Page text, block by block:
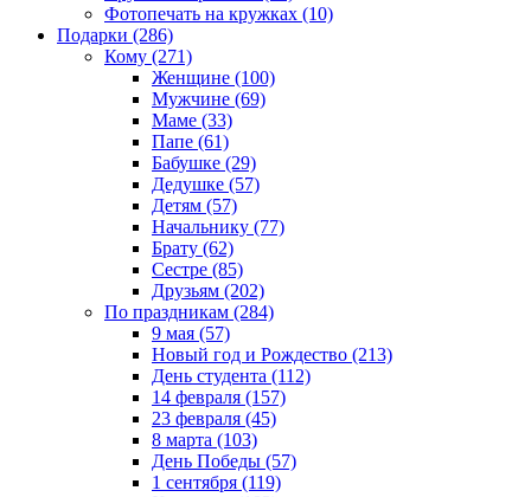
Фотопечать на кружках (10)
Подарки (286)
Кому (271)
Женщине (100)
Мужчине (69)
Маме (33)
Папе (61)
Бабушке (29)
Дедушке (57)
Детям (57)
Начальнику (77)
Брату (62)
Сестре (85)
Друзьям (202)
По праздникам (284)
9 мая (57)
Новый год и Рождество (213)
День студента (112)
14 февраля (157)
23 февраля (45)
8 марта (103)
День Победы (57)
1 сентября (119)